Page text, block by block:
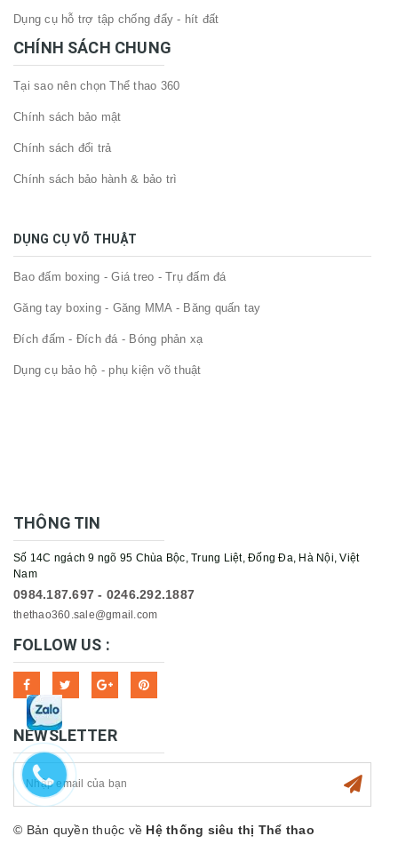
Dụng cụ hỗ trợ tập chống đẩy - hít đất
CHÍNH SÁCH CHUNG
Tại sao nên chọn Thể thao 360
Chính sách bảo mật
Chính sách đổi trả
Chính sách bảo hành & bảo trì
DỤNG CỤ VÕ THUẬT
Bao đấm boxing - Giá treo - Trụ đấm đá
Găng tay boxing - Găng MMA - Băng quấn tay
Đích đấm - Đích đá - Bóng phản xạ
Dụng cụ bảo hộ - phụ kiện võ thuật
THÔNG TIN
Số 14C ngách 9 ngõ 95 Chùa Bộc, Trung Liệt, Đống Đa, Hà Nội, Việt
Nam
0984.187.697 - 0246.292.1887
thethao360.sale@gmail.com
FOLLOW US :
NEWSLETTER
© Bản quyền thuộc về Hệ thống siêu thị Thể thao